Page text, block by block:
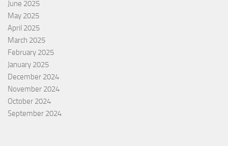
June 2025
May 2025
April 2025
March 2025
February 2025
January 2025
December 2024
November 2024
October 2024
September 2024